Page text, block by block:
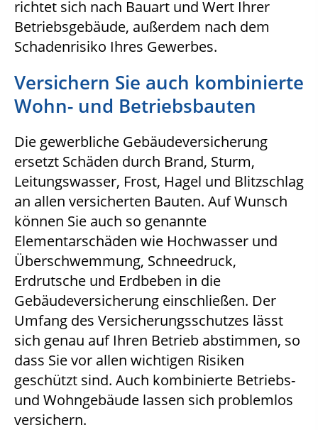
richtet sich nach Bauart und Wert Ihrer
Betriebsgebäude, außerdem nach dem
Schadenrisiko Ihres Gewerbes.
Versichern Sie auch kombinierte
Wohn- und Betriebsbauten
Die gewerbliche Gebäudeversicherung
ersetzt Schäden durch Brand, Sturm,
Leitungswasser, Frost, Hagel und Blitzschlag
an allen versicherten Bauten. Auf Wunsch
können Sie auch so genannte
Elementarschäden wie Hochwasser und
Überschwemmung, Schneedruck,
Erdrutsche und Erdbeben in die
Gebäudeversicherung einschließen. Der
Umfang des Versicherungsschutzes lässt
sich genau auf Ihren Betrieb abstimmen, so
dass Sie vor allen wichtigen Risiken
geschützt sind. Auch kombinierte Betriebs-
und Wohngebäude lassen sich problemlos
versichern.